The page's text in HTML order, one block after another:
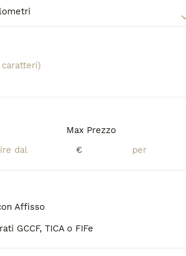
Max Prezzo
€
Affisso
GCCF, TICA o FIFe
di consigli sul Scottish
0 Scottish Fold Gatti in
vendita a Roma.
e attendi il risultato perfetto: